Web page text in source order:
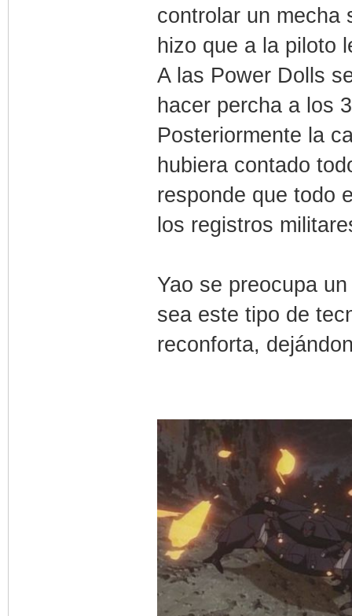
controlar un mecha
hizo que a la piloto
A las Power Dolls
hacer percha a los
Posteriormente la
hubiera contado
responde que todo
los registros
Yao se preocupa
sea este tipo de
reconforta,